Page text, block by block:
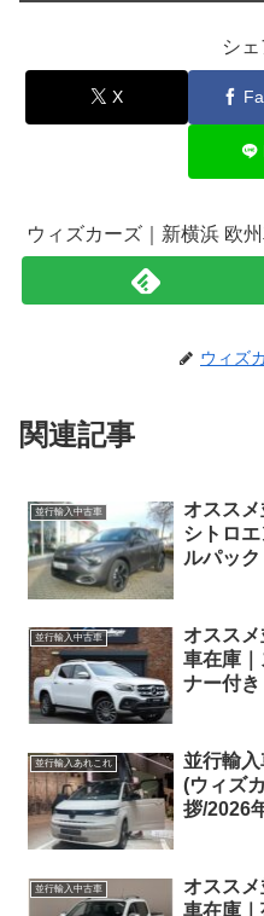
シ
X
ウィズカーズ｜新横浜 欧
ウィズ
関連記事
並行輸入中古車
オスス
シトロ
ルパッ
並行輸入中古車
オスス
車在庫
ナー付
並行輸入あれこれ
並行輸
(ウィズ
拶/2026
並行輸入中古車
オスス
車在庫